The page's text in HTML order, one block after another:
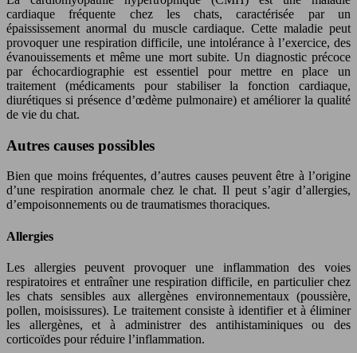
cardiaque fréquente chez les chats, caractérisée par un
épaississement anormal du muscle cardiaque. Cette maladie peut
provoquer une respiration difficile, une intolérance à l’exercice, des
évanouissements et même une mort subite. Un diagnostic précoce
par échocardiographie est essentiel pour mettre en place un
traitement (médicaments pour stabiliser la fonction cardiaque,
diurétiques si présence d’œdème pulmonaire) et améliorer la qualité
de vie du chat.
Autres causes possibles
Bien que moins fréquentes, d’autres causes peuvent être à l’origine
d’une respiration anormale chez le chat. Il peut s’agir d’allergies,
d’empoisonnements ou de traumatismes thoraciques.
Allergies
Les allergies peuvent provoquer une inflammation des voies
respiratoires et entraîner une respiration difficile, en particulier chez
les chats sensibles aux allergènes environnementaux (poussière,
pollen, moisissures). Le traitement consiste à identifier et à éliminer
les allergènes, et à administrer des antihistaminiques ou des
corticoïdes pour réduire l’inflammation.